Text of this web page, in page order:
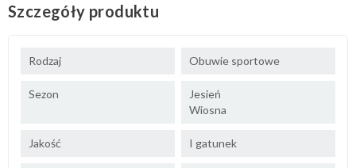
Szczegóły produktu
Rodzaj Obuwie sportowe
Sezon
Jesień
Wiosna
Jakość I gatunek